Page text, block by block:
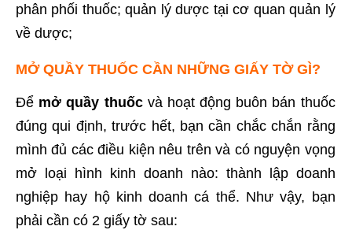
phân phối thuốc; quản lý dược tại cơ quan quản lý
về dược;
MỞ QUẦY THUỐC CẦN NHỮNG GIẤY TỜ GÌ?
Để mở quầy thuốcvà hoạt động buôn bán thuốc
đúng qui định, trước hết, bạn cần chắc chắn rằng
mình đủ các điều kiện nêu trên và có nguyện vọng
mở loại hình kinh doanh nào: thành lập doanh
nghiệp hay hộ kinh doanh cá thể. Như vậy, bạn
phải cần có 2 giấy tờ sau: